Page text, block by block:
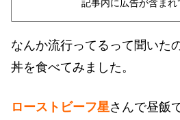
記事内に広告が含まれ
なんか流行ってるって聞いた
丼を食べてみました。
ローストビーフ星さんで昼飯